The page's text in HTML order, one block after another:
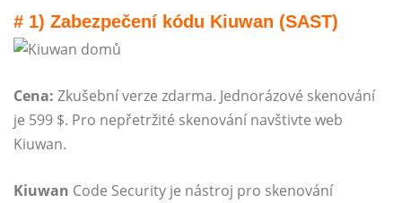
# 1) Zabezpečení kódu Kiuwan (SAST)
Cena: Zkušební verze zdarma. Jednorázové skenování
je 599 $. Pro nepřetržité skenování navštivte web
Kiuwan.
Kiuwan Code Security je nástroj pro skenování